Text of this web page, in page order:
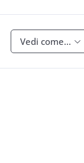
Vedi come...